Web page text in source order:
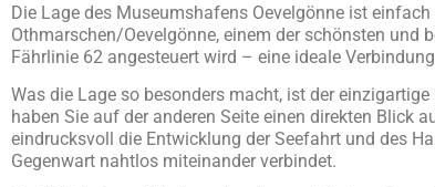
Die Lage des Museumshafens Oevelgönne ist
Othmarschen/Oevelgönne, einem der schönsten und
Fährlinie 62 angesteuert wird – eine ideale
Was die Lage so besonders macht, ist der
haben Sie auf der anderen Seite einen direkten Blick
eindrucksvoll die Entwicklung der Seefahrt und des
Gegenwart nahtlos miteinander verbindet.